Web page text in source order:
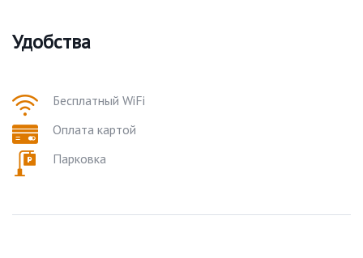
Удобства
Бесплатный WiFi
Оплата картой
Парковка